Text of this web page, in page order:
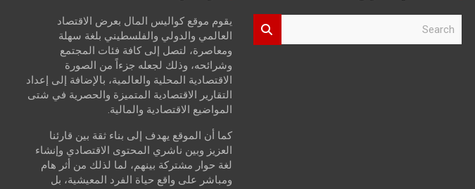
يقوم موقع كواليس المال بعرض الاقتصاد
العالمي والدولي والفلسطيني بلغة سهلة
ومعاصرة، لتصل إلى كافة فئات المجتمع
وشرائحه، وذلك لجعله جزءاً من الصورة
الاقتصادية المحلية والعالمية، بالإضافة إلى إعداد
التقارير الاقتصادية المتميزة والحصرية في شتى
المواضيع الاقتصادية والمالية.
كما أن الموقع يهدف إلى بناء ثقة بين قارئنا
العزيز وبين ناشري المحتوى الاقتصادي وإنشاء
لغة حوار مشتركة بينهم، لما لذلك من أثر هام
ومباشر على واقع حياة الفرد المعيشية، بل